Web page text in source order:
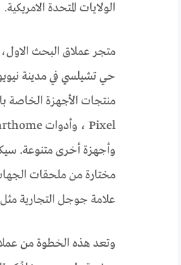
الولايات المتحدة الامريكية.
متجر عملاق البحث
حي تشيلسي في مدينة
منتجات الأجهزة الخاصة
وأجهزة أخرى متنوعة.
مختارة من ملحقات
علامة جوجل التجارية
وتعد هذه الخطوة من